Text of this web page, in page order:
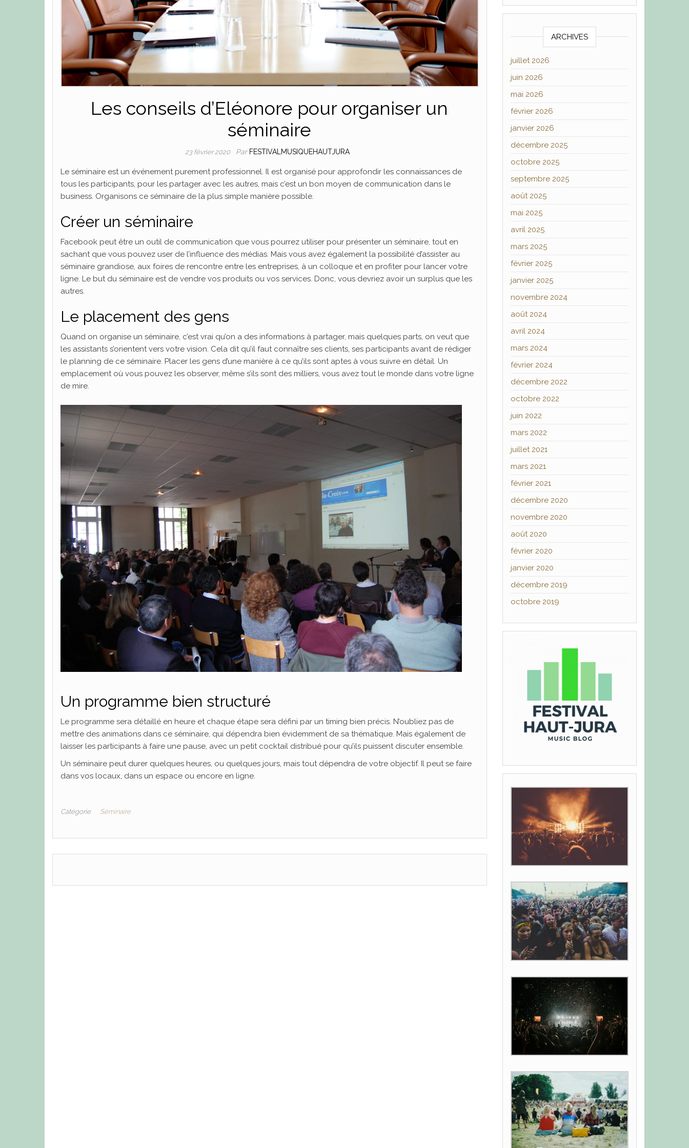
Les conseils d’Eléonore pour organiser un
séminaire
23 février 2020 Par FESTIVALMUSIQUEHAUTJURA
Le séminaire est un événement purement professionnel. Il est organisé pour approfondir les connaissances de
tous les participants, pour les partager avec les autres, mais c’est un bon moyen de communication dans le
business. Organisons ce séminaire de la plus simple manière possible.
Créer un séminaire
Facebook peut être un outil de communication que vous pourrez utiliser pour présenter un séminaire, tout en
sachant que vous pouvez user de l’influence des médias. Mais vous avez également la possibilité d’assister au
séminaire grandiose, aux foires de rencontre entre les entreprises, à un colloque et en profiter pour lancer votre
ligne. Le but du séminaire est de vendre vos produits ou vos services. Donc, vous devriez avoir un surplus que les
autres.
Le placement des gens
Quand on organise un séminaire, c’est vrai qu’on a des informations à partager, mais quelques parts, on veut que
les assistants s’orientent vers votre vision. Cela dit qu’il faut connaître ses clients, ses participants avant de rédiger
le planning de ce séminaire. Placer les gens d’une manière à ce qu’ils sont aptes à vous suivre en détail. Un
emplacement où vous pouvez les observer, même s’ils sont des milliers, vous avez tout le monde dans votre ligne
de mire.
Un programme bien structuré
Le programme sera détaillé en heure et chaque étape sera défini par un timing bien précis. N’oubliez pas de
mettre des animations dans ce séminaire, qui dépendra bien évidemment de sa thématique. Mais également de
laisser les participants à faire une pause, avec un petit cocktail distribué pour qu’ils puissent discuter ensemble.
Un séminaire peut durer quelques heures, ou quelques jours, mais tout dépendra de votre objectif. Il peut se faire
dans vos locaux, dans un espace ou encore en ligne.
Catégorie Séminaire
ARCHIVES
juillet 2026
juin 2026
mai 2026
février 2026
janvier 2026
décembre 2025
octobre 2025
septembre 2025
août 2025
mai 2025
avril 2025
mars 2025
février 2025
janvier 2025
novembre 2024
août 2024
avril 2024
mars 2024
février 2024
décembre 2022
octobre 2022
juin 2022
mars 2022
juillet 2021
mars 2021
février 2021
décembre 2020
novembre 2020
août 2020
février 2020
janvier 2020
décembre 2019
octobre 2019